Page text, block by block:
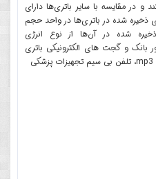
و در مقایسه با سایر باتری‌ها دارای
ذخیره شده در باتری‌ها در واحد حجم
شده در آن‌ها از نوع انرژی
بانک و گجت های الکترونیکی باتری